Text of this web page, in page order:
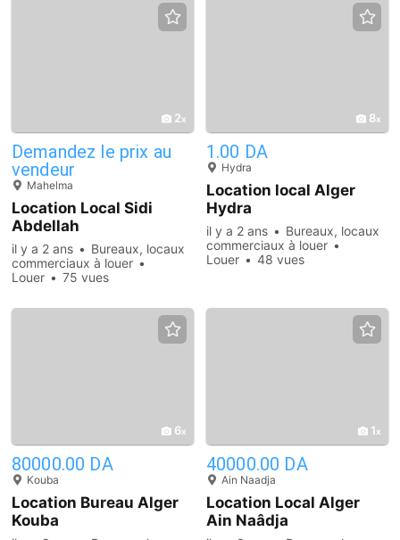
2
Demandez le prix au
vendeur
Mahelma
Location Local Sidi
Abdellah
il y a 2 ans
Bureaux, locaux
commerciaux à louer
Louer
75 vues
8
1.00 DA
Hydra
Location local Alger
Hydra
il y a 2 ans
Bureaux, locaux
commerciaux à louer
Louer
48 vues
6
80000.00 DA
Kouba
Location Bureau Alger
Kouba
1
40000.00 DA
Ain Naadja
Location Local Alger
Ain Naâdja